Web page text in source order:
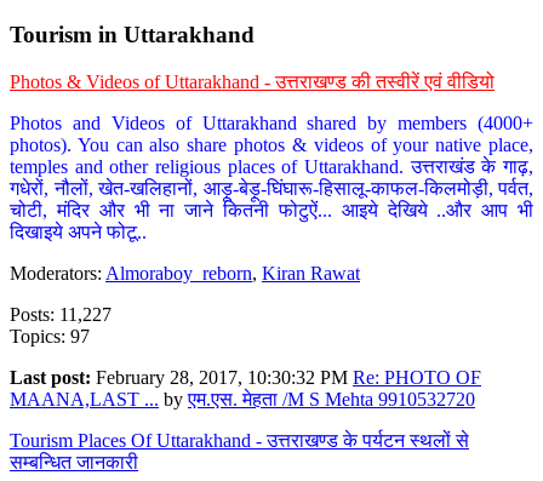
Tourism in Uttarakhand
Photos & Videos of Uttarakhand - उत्तराखण्ड की तस्वीरें एवं वीडियो
Photos and Videos of Uttarakhand shared by members (4000+
photos). You can also share photos & videos of your native place,
temples and other religious places of Uttarakhand. उत्तराखंड के गाढ़,
गधेरों, नौलों, खेत-खलिहानों, आड़ू-बेड़ू-घिंघारू-हिसालू-काफल-किलमोड़ी, पर्वत,
चोटी, मंदिर और भी ना जाने कितनी फोटुऐं... आइये देखिये ..और आप भी
दिखाइये अपने फोटू..
Moderators: Almoraboy_reborn, Kiran Rawat
Posts: 11,227
Topics: 97
Last post: February 28, 2017, 10:30:32 PM Re: PHOTO OF
MAANA,LAST ... byएम.एस. मेहता /M S Mehta 9910532720
Tourism Places Of Uttarakhand - उत्तराखण्ड के पर्यटन स्थलों से
सम्बन्धित जानकारी